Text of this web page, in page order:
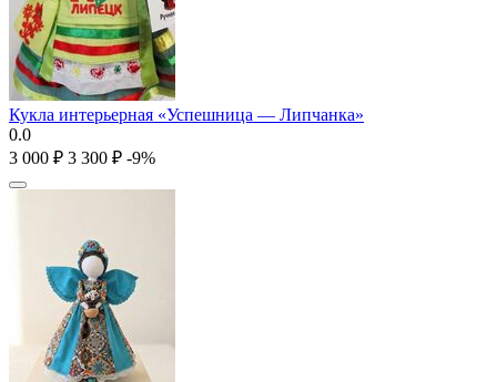
Кукла интерьерная «Успешница — Липчанка»
0.0
3 000 ₽ 3 300 ₽ -9%